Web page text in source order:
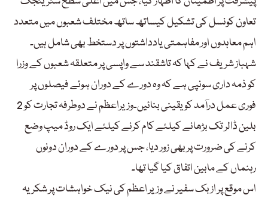
تعاون کونسل کی تشکیل کیساتھ ساتھ مختلف شعبوں میں متعدد
اہم معاہدوں اور مفاہمتی یادداشتوں پر دستخط بھی شامل ہیں۔
شہباز شریف نے کہا کہ تاشقند سے واپسی پر متعلقہ شعبوں کے وزرا
کو ذمہ داری سونپی ہے کہ وہ دورے کے دوران ہوئے فیصلوں پر
فوری عمل درآمد کو یقینی بنائیں۔وزیراعظم نے دوطرفہ تجارت کو 2
بلین ڈالر تک بڑھانے کیلئے کام کرنے کیلئے ایک روڈ میپ وضع
کرنے کی ضرورت پر بھی زور دیا، جس پر دورے کے دوران دونوں
رہنماں کے مابین اتفاق کیا گیا تھا۔
اس موقع پر ازبک سفیر نے وزیر اعظم کی نیک خواہشات پر شکریہ